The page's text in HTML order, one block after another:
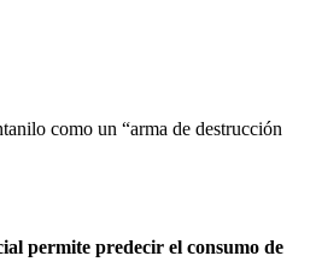
como un “arma de destrucción
permite predecir el consumo de